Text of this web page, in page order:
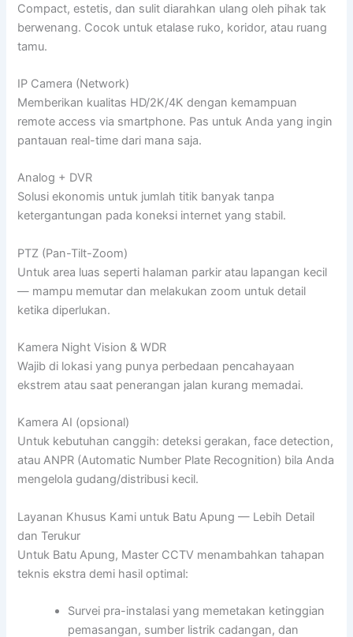
Compact, estetis, dan sulit diarahkan ulang oleh pihak tak
berwenang. Cocok untuk etalase ruko, koridor, atau ruang
tamu.
IP Camera (Network)
Memberikan kualitas HD/2K/4K dengan kemampuan
remote access via smartphone. Pas untuk Anda yang ingin
pantauan real-time dari mana saja.
Analog + DVR
Solusi ekonomis untuk jumlah titik banyak tanpa
ketergantungan pada koneksi internet yang stabil.
PTZ (Pan-Tilt-Zoom)
Untuk area luas seperti halaman parkir atau lapangan kecil
— mampu memutar dan melakukan zoom untuk detail
ketika diperlukan.
Kamera Night Vision & WDR
Wajib di lokasi yang punya perbedaan pencahayaan
ekstrem atau saat penerangan jalan kurang memadai.
Kamera AI (opsional)
Untuk kebutuhan canggih: deteksi gerakan, face detection,
atau ANPR (Automatic Number Plate Recognition) bila Anda
mengelola gudang/distribusi kecil.
Layanan Khusus Kami untuk Batu Apung — Lebih Detail
dan Terukur
Untuk Batu Apung, Master CCTV menambahkan tahapan
teknis ekstra demi hasil optimal:
Survei pra-instalasi yang memetakan ketinggian
pemasangan, sumber listrik cadangan, dan